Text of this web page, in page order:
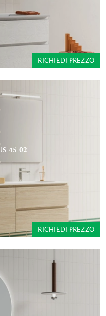
RICHIEDI PREZZO
45 02
RICHIEDI PREZZO